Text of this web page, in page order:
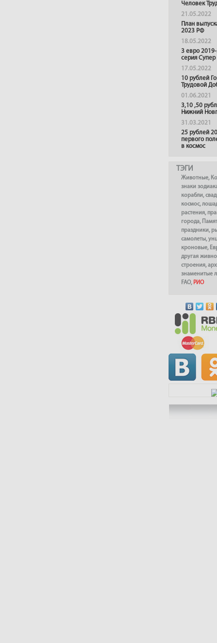
Человек
21.05.2022
План
2023 РФ
18.05.2022
3 евро
серия
17.05.2022
10 рублей
Трудовой
01.06.2021
3,10 ,50
Нижний
31.03.2021
25 рублей
первого
в космос
ТЭГИ
Животные,
знаки
корабли,
космос,
растения,
города,
праздники,
самолеты,
кроновые,
другая
строения,
знаменитые
FAO, РИО